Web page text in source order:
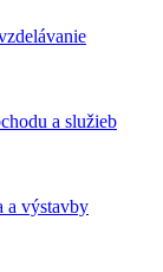
a služieb
a výstavby